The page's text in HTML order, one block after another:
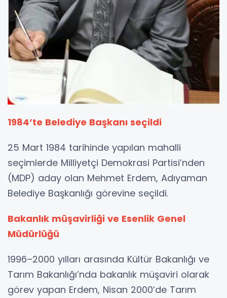
1984’te Belediye Başkanı seçildi
25 Mart 1984 tarihinde yapılan mahalli
seçimlerde Milliyetçi Demokrasi Partisi’nden
(MDP) aday olan Mehmet Erdem, Adıyaman
Belediye Başkanlığı görevine seçildi.
Bakanlık müşavirliği ve Esenlik Genel
Müdürlüğü
1996–2000 yılları arasında Kültür Bakanlığı ve
Tarım Bakanlığı’nda bakanlık müşaviri olarak
görev yapan Erdem, Nisan 2000’de Tarım